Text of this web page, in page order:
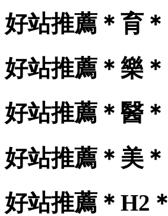
好站推薦＊育＊
好站推薦＊樂＊
好站推薦＊醫＊
好站推薦＊美＊
好站推薦＊H2＊